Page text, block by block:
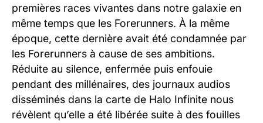
premières races vivantes dans notre galaxie en
même temps que les Forerunners. À la même
époque, cette dernière avait été condamnée par
les Forerunners à cause de ses ambitions.
Réduite au silence, enfermée puis enfouie
pendant des millénaires, des journaux audios
disséminés dans la carte de Halo Infinite nous
révèlent qu’elle a été libérée suite à des fouilles